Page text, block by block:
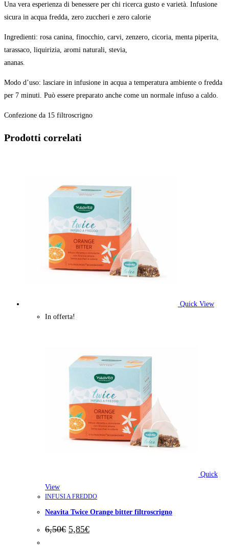
Una vera esperienza di benessere per chi ricerca gusto e varietà. Infusione
sicura in acqua fredda, zero zuccheri e zero calorie
Ingredienti: rosa canina, finocchio, carvi, zenzero, cicoria, menta piperita,
tarassaco, liquirizia, aromi naturali, stevia,
ananas.
Modo d’uso: lasciare in infusione in acqua a temperatura ambiente o fredda
per 7 minuti. Può essere preparato anche come un normale infuso a caldo.
Confezione da 15 filtroscrigno
Prodotti correlati
Quick View
In offerta!
Quick
View
INFUSI A FREDDO
Neavita Twice Orange bitter filtroscrigno
6,50€ Il
prezzo
5,85€Il
prezzo